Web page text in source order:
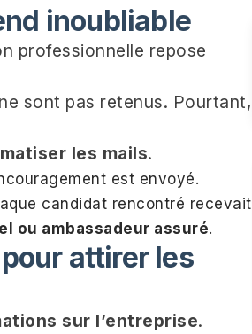
inoubliable
professionnelle repose
sont pas retenus. Pourtant,
les mails.
est envoyé.
candidat rencontré recevait
ou ambassadeur assuré.
pour attirer les
sur l’entreprise.